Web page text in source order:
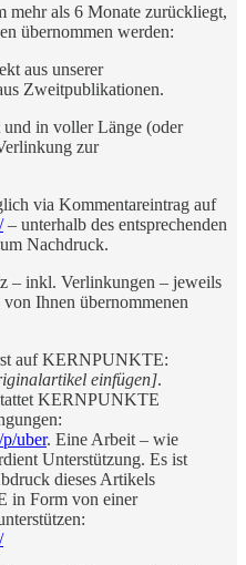
mehr als 6 Monate zurückliegt,
übernommen werden:
aus unserer
Zweitpublikationen.
in voller Länge (oder
zur
via Kommentareintrag auf
– unterhalb des entsprechenden
Nachdruck.
– inkl. Verlinkungen – jeweils
Ihnen übernommenen
auf KERNPUNKTE:
einfügen].
KERNPUNKTE
uber. Eine Arbeit – wie
Unterstützung. Es ist
dieses Artikels
in Form von einer